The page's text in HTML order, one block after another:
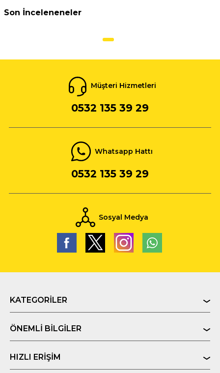
Son İnceleneneler
Müşteri Hizmetleri
0532 135 39 29
Whatsapp Hattı
0532 135 39 29
Sosyal Medya
KATEGORILER
ÖNEMLI BILGILER
HIZLI ERIŞIM